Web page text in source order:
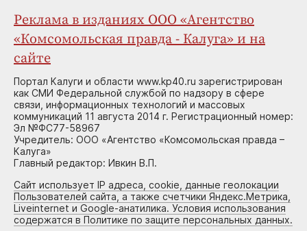
Реклама в изданиях ООО «Агентство
«Комсомольская правда - Калуга» и на
сайте
Портал Калуги и области www.kp40.ru зарегистрирован
как СМИ Федеральной службой по надзору в сфере
связи, информационных технологий и массовых
коммуникаций 11 августа 2014 г. Регистрационный номер:
Эл №ФС77-58967
Учредитель: ООО «Агентство «Комсомольская правда –
Калуга»
Главный редактор: Ивкин В.П.
Сайт использует IP адреса, cookie, данные геолокации
Пользователей сайта, а также счетчики Яндекс.Метрика,
Liveinternet и Google-анатилика. Условия использования
содержатся в Политике по защите персональных данных.